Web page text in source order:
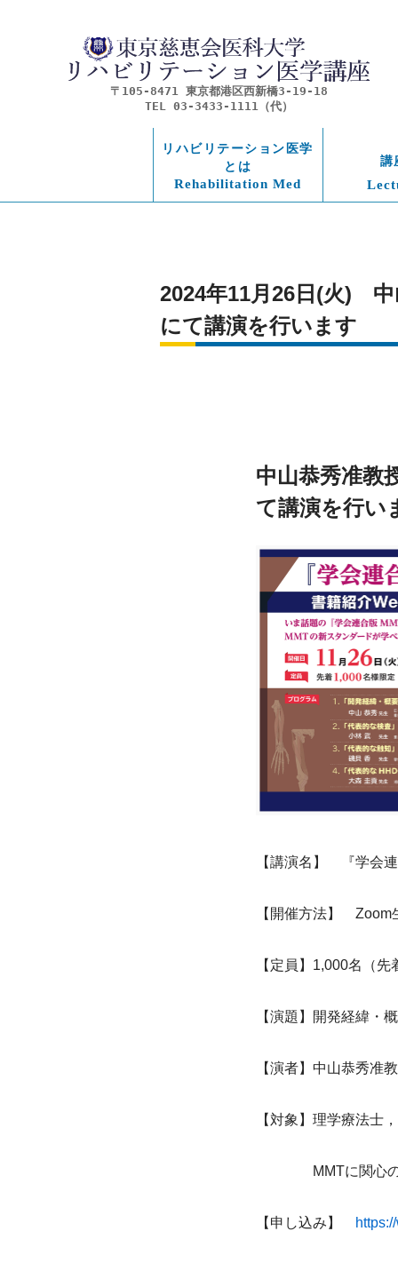
〒105-8471 東京都港区西新橋3-19-18
TEL 03-3433-1111（代）
リハビリテーション医学
とは
Rehabilitation Med
講
2024年11月26日(火)　
にて講演を行います
中山恭秀准教
て講演を行い
【講演名】　『学会
【開催方法】 Zoom
【定員】 1,000名（先
【演題】開発経緯・
【演者】中山恭秀准
【対象】理学療法士
MMTに関心
【申し込み】